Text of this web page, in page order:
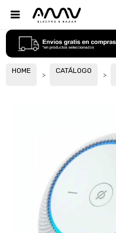

HOME CATÁLOGO